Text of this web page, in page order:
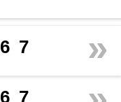
»
6 7
6 7